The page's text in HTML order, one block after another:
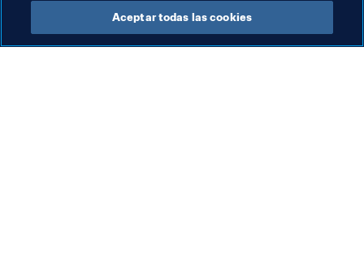
Aceptar todas las cookies